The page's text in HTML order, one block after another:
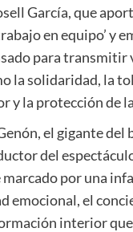
García, que
en equipo’ y
para transmitir
la solidaridad, la
y la protección de
el gigante del
del
por una
emocional, el
interior